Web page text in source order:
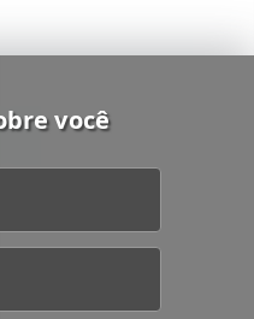
você